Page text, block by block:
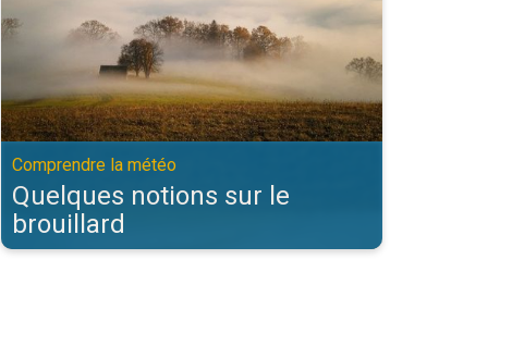
Comprendre la météo
Quelques notions sur le
brouillard